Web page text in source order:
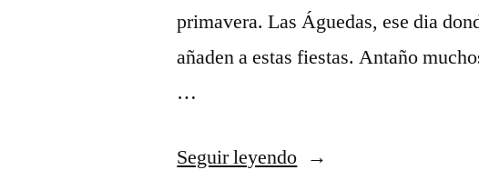
primavera. Las Águedas, ese dia
añaden a estas fiestas. Antaño
…
Seguir leyendo«Febrero